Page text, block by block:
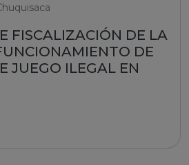
FISCALIZACIÓN DE LA
DE
JUEGO ILEGAL EN